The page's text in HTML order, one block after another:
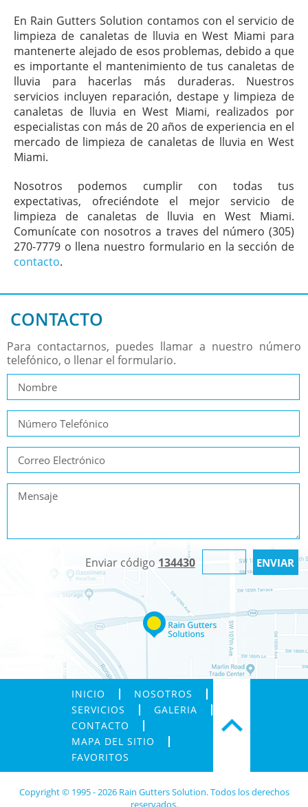
En Rain Gutters Solution contamos con el servicio de
limpieza de canaletas de lluvia en West Miami para
mantenerte alejado de esos problemas, debido a que
es importante el mantenimiento de tus canaletas de
lluvia para hacerlas más duraderas. Nuestros
servicios incluyen reparación, destape y limpieza de
canaletas de lluvia en West Miami, realizados por
especialistas con más de 20 años de experiencia en el
mercado de limpieza de canaletas de lluvia en West
Miami.
Nosotros podemos cumplir con todas tus
expectativas, ofreciéndote el mejor servicio de
limpieza de canaletas de lluvia en West Miami.
Comunícate con nosotros a traves del número (305)
270-7779 o llena nuestro formulario en la sección de
contacto.
CONTACTO
Para contactarnos, puedes llamar a nuestro número
telefónico, o llenar el formulario.
Enviar código 134430
INICIO
NOSOTROS
SERVICIOS
GALERIA
CONTACTO
MAPA DEL SITIO
FAVORITOS
Copyright © 1995 - 2026 Rain Gutters Solution. Todos los derechos
reservados.